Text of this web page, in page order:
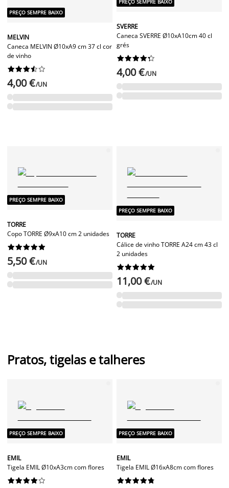
PREÇO SEMPRE BAIXO
MELVIN
Caneca MELVIN Ø10xA9 cm 37 cl cor
de vinho






4,00 €/UN
PREÇO SEMPRE BAIXO
SVERRE
Caneca SVERRE Ø10xA10cm 40 cl
grés






4,00 €/UN
PREÇO SEMPRE BAIXO
TORRE
Copo TORRE Ø9xA10 cm 2 unidades






5,50 €/UN
PREÇO SEMPRE BAIXO
TORRE
Cálice de vinho TORRE A24 cm 43 cl
2 unidades






11,00 €/UN
Pratos, tigelas e talheres
PREÇO SEMPRE BAIXO
EMIL
Tigela EMIL Ø10xA3cm com flores






PREÇO SEMPRE BAIXO
EMIL
Tigela EMIL Ø16xA8cm com flores





